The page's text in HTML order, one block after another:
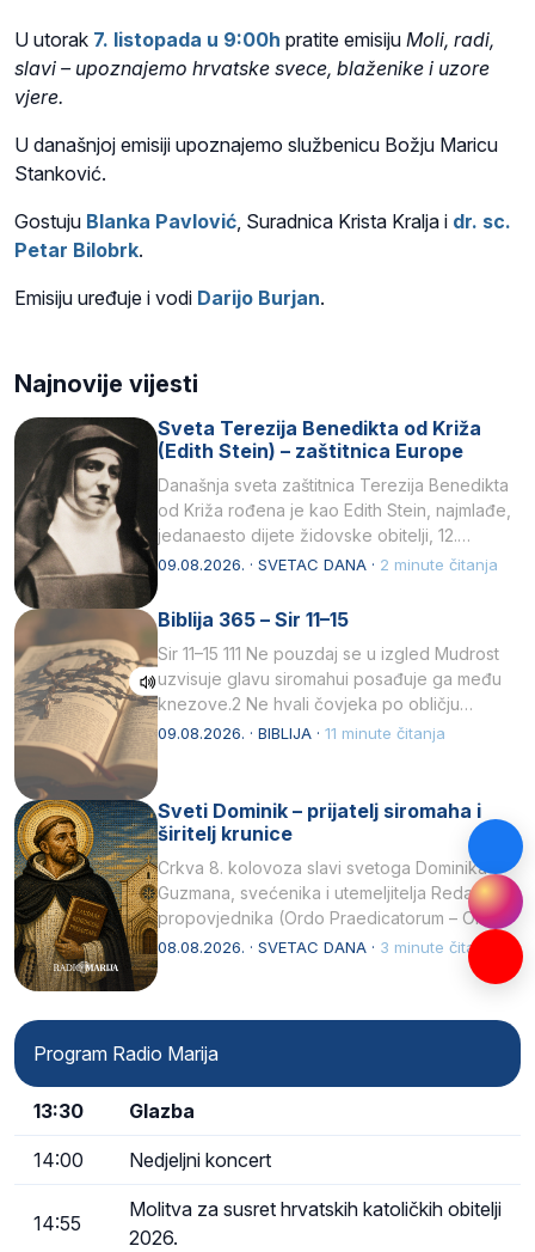
U utorak 7. listopada u 9:00h pratite emisiju Moli, radi,
slavi – upoznajemo hrvatske svece, blaženike i uzore
vjere.
U današnjoj emisiji upoznajemo službenicu Božju Maricu
Stanković.
Gostuju Blanka Pavlović, Suradnica Krista Kralja i dr. sc.
Petar Bilobrk.
Emisiju uređuje i vodi Darijo Burjan.
Najnovije vijesti
Sveta Terezija Benedikta od Križa
(Edith Stein) – zaštitnica Europe
Današnja sveta zaštitnica Terezija Benedikta
od Križa rođena je kao Edith Stein, najmlađe,
jedanaesto dijete židovske obitelji, 12.
listopada 1891, u Wrocławu…
09.08.2026. · SVETAC DANA · 2 minute čitanja
Biblija 365 – Sir 11–15
Sir 11–15 111 Ne pouzdaj se u izgled Mudrost
uzvisuje glavu siromahui posađuje ga među
knezove.2 Ne hvali čovjeka po obličju
njegovui…
09.08.2026. · BIBLIJA · 11 minute čitanja
Sveti Dominik – prijatelj siromaha i
širitelj krunice
Crkva 8. kolovoza slavi svetoga Dominika
Guzmana, svećenika i utemeljitelja Reda
propovjednika (Ordo Praedicatorum – OP).
Svojim životom, dubokom ljubavlju prema
08.08.2026. · SVETAC DANA · 3 minute čitanja
Program Radio Marija
13:30 Glazba
14:00 Nedjeljni koncert
14:55
Molitva za susret hrvatskih katoličkih obitelji
2026.